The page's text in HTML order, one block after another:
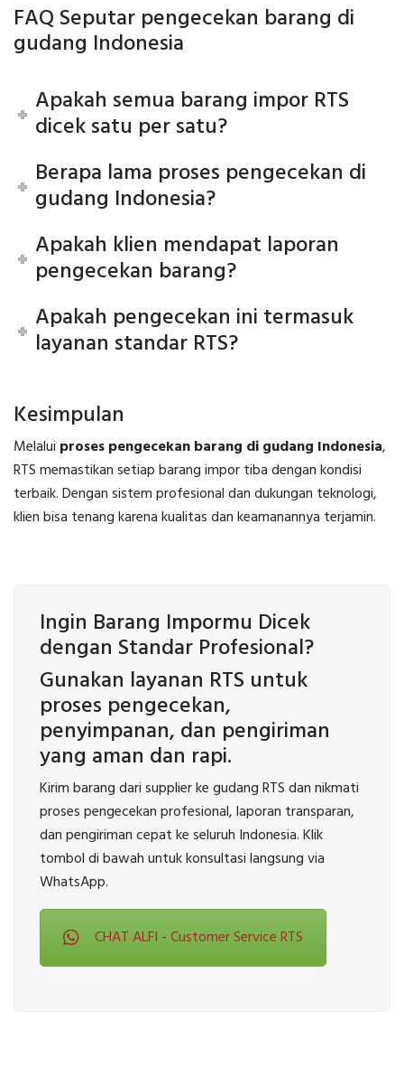
FAQ Seputar pengecekan barang di
gudang Indonesia
Apakah semua barang impor RTS
dicek satu per satu?
Berapa lama proses pengecekan di
gudang Indonesia?
Apakah klien mendapat laporan
pengecekan barang?
Apakah pengecekan ini termasuk
layanan standar RTS?
Kesimpulan
Melalui proses pengecekan barang di gudang Indonesia,
RTS memastikan setiap barang impor tiba dengan kondisi
terbaik. Dengan sistem profesional dan dukungan teknologi,
klien bisa tenang karena kualitas dan keamanannya terjamin.
Ingin Barang Impormu Dicek
dengan Standar Profesional?
Gunakan layanan RTS untuk
proses pengecekan,
penyimpanan, dan pengiriman
yang aman dan rapi.
Kirim barang dari supplier ke gudang RTS dan nikmati
proses pengecekan profesional, laporan transparan,
dan pengiriman cepat ke seluruh Indonesia. Klik
tombol di bawah untuk konsultasi langsung via
WhatsApp.
CHAT ALFI - Customer Service RTS